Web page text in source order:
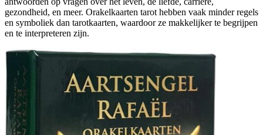
gezondheid, en meer. Orakelkaarten tarot hebben vaak minder regels
en symboliek dan tarotkaarten, waardoor ze makkelijker te begrijpen
en te interpreteren zijn.